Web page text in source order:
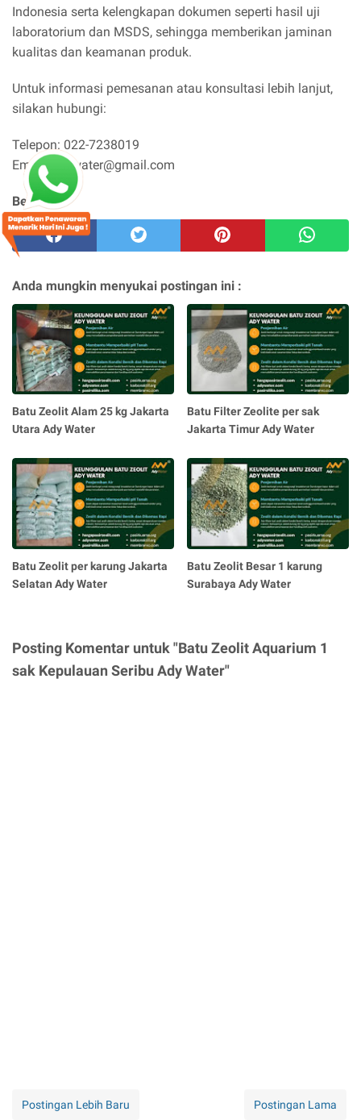
Indonesia serta kelengkapan dokumen seperti hasil uji
laboratorium dan MSDS, sehingga memberikan jaminan
kualitas dan keamanan produk.
Untuk informasi pemesanan atau konsultasi lebih lanjut,
silakan hubungi:
Telepon: 022-7238019
Email: adywater@gmail.com
Berbagi :
Anda mungkin menyukai postingan ini :
Batu Zeolit Alam 25 kg Jakarta
Utara Ady Water
Batu Filter Zeolite per sak
Jakarta Timur Ady Water
Batu Zeolit per karung Jakarta
Selatan Ady Water
Batu Zeolit Besar 1 karung
Surabaya Ady Water
Posting Komentar untuk "Batu Zeolit Aquarium 1
sak Kepulauan Seribu Ady Water"
Postingan Lebih Baru Postingan Lama